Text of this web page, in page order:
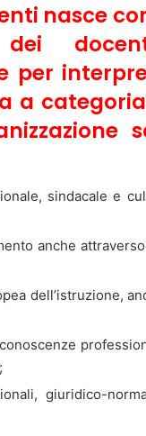
nasce
per
a
sindacale e
anche
dell’istruzione,
giuridico-